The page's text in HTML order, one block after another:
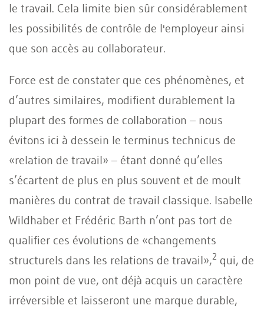
le travail. Cela limite bien sûr considérablement
les possibilités de contrôle de l'employeur ainsi
que son accès au collaborateur.
Force est de constater que ces phénomènes, et
d’autres similaires, modifient durablement la
plupart des formes de collaboration – nous
évitons ici à dessein le terminus technicus de
«relation de travail» – étant donné qu’elles
s’écartent de plus en plus souvent et de moult
manières du contrat de travail classique. Isabelle
Wildhaber et Frédéric Barth n’ont pas tort de
qualifier ces évolutions de «changements
structurels dans les relations de travail»,2 qui, de
mon point de vue, ont déjà acquis un caractère
irréversible et laisseront une marque durable,